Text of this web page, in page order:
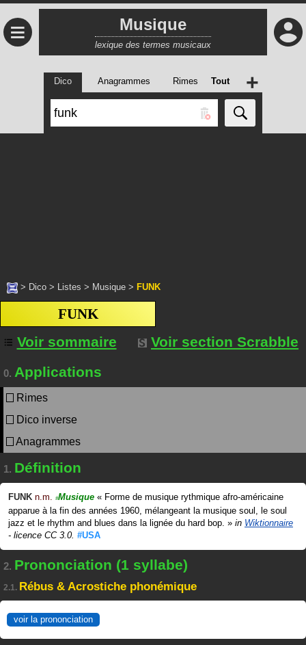
≡ Musique
lexique des termes musicaux
Dico Anagrammes Rimes Tout +
> Dico > Listes > Musique > FUNK
FUNK
Voir sommaire
Voir section Scrabble
0. Applications
Rimes
Dico inverse
Anagrammes
1. Définition
FUNK n.m. #Musique « Forme de musique rythmique afro-américaine
apparue à la fin des années 1960, mélangeant la musique soul, le soul
jazz et le rhythm and blues dans la lignée du hard bop. » in Wiktionnaire
- licence CC 3.0. #USA
2. Prononciation (1 syllabe)
2.1. Rébus & Acrostiche phonémique
voir la prononciation